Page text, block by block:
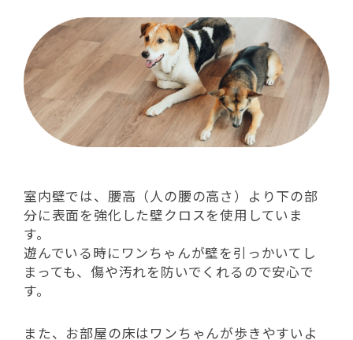
室内壁では、腰高（人の腰の高さ）より下の部
分に表面を強化した壁クロスを使用していま
す。
遊んでいる時にワンちゃんが壁を引っかいてし
まっても、傷や汚れを防いでくれるので安心で
す。
また、お部屋の床はワンちゃんが歩きやすいよ